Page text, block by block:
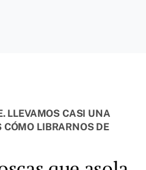
LLEVAMOS CASI UNA
LIBRARNOS DE